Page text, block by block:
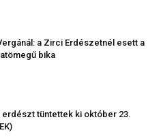
a Zirci Erdészetnél esett a
bika
erdészt tüntettek ki október 23.